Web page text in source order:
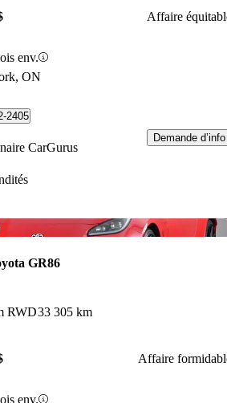
Affaire
env.
ON
2405
CarGurus
Demande d’info
annonce
GR86
RWD33 305 km
Affaire
env.